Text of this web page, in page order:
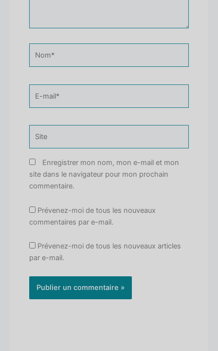
mail*
Enregistrer mon nom, mon e-mail et mon
site dans le navigateur pour mon prochain
commentaire.
Prévenez-moi de tous les nouveaux
commentaires par e-mail.
Prévenez-moi de tous les nouveaux articles
par e-mail.